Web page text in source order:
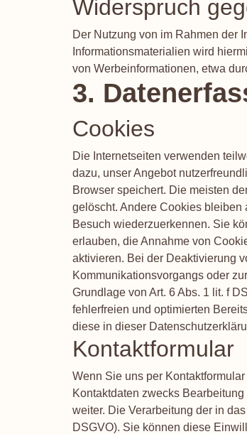
Widerspruch
Der Nutzung von im Rahmen der
Informationsmaterialien wird
von Werbeinformationen, etwa
3.
Cookies
Die Internetseiten verwenden
dazu, unser Angebot
Browser speichert. Die meisten
gelöscht. Andere Cookies
Besuch wiederzuerkennen. Sie
erlauben, die Annahme von
aktivieren. Bei der Deaktivierung
Kommunikationsvorgangs oder
Grundlage von Art. 6 Abs. 1 lit. f
fehlerfreien und optimierten
diese in dieser
Kontaktformular
Wenn Sie uns per
Kontaktdaten zwecks
weiter. Die Verarbeitung der in
DSGVO). Sie können diese